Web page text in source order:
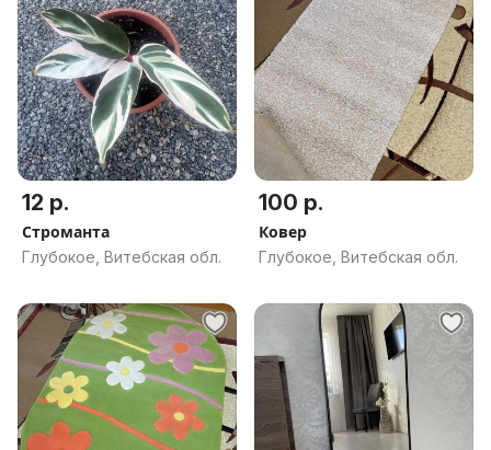
12 р.
Строманта
Глубокое, Витебская обл.
100 р.
Ковер
Глубокое, Витебская обл.